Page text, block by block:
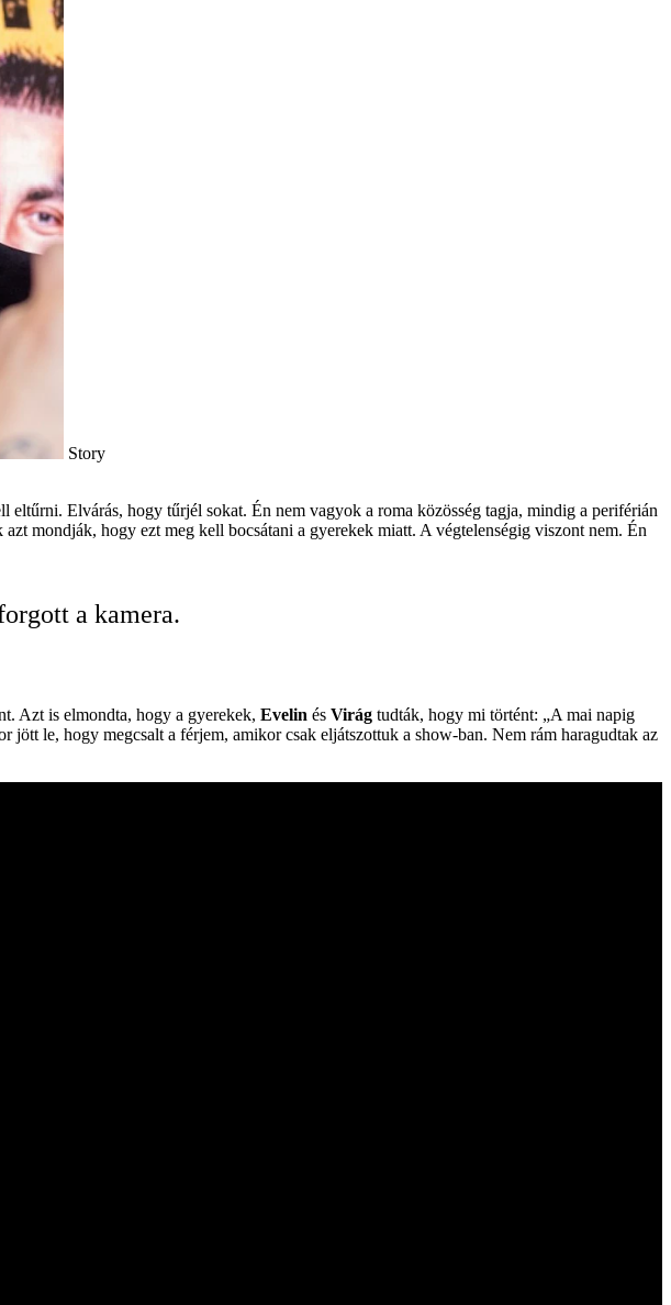
Story
Elvárás, hogy tűrjél sokat. Én nem vagyok a roma közösség tagja, mindig a periférián
mondják, hogy ezt meg kell bocsátani a gyerekek miatt. A végtelenségig viszont nem. Én
a kamera.
Azt is elmondta, hogy a gyerekek, Evelin és Virág tudták, hogy mi történt: „A mai napig
le, hogy megcsalt a férjem, amikor csak eljátszottuk a show-ban. Nem rám haragudtak az